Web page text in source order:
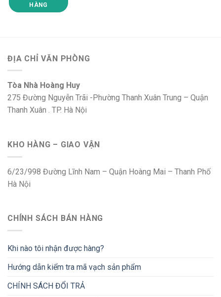
HÀNG
ĐỊA CHỈ VĂN PHÒNG
Tòa Nhà Hoàng Huy
275 Đường Nguyễn Trãi -Phường Thanh Xuân Trung – Quận
Thanh Xuân . TP. Hà Nội
KHO HÀNG – GIAO VẬN
6/23/998 Đường Lĩnh Nam – Quận Hoàng Mai – Thanh Phố
Hà Nội
CHÍNH SÁCH BÁN HÀNG
Khi nào tôi nhận được hàng?
Hướng dẫn kiểm tra mã vạch sản phẩm
CHÍNH SÁCH ĐỔI TRẢ